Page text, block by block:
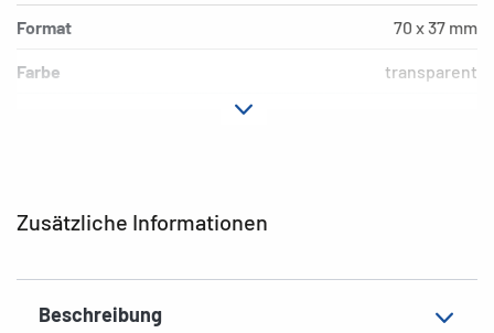
Zusätzliche Informationen
Beschreibung
Format 70 x 37 mm
Farbe transparent